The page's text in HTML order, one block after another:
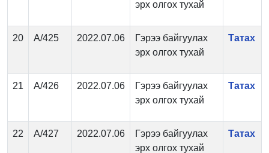
эрх олгох тухай
20 А/425 2022.07.06
Гэрээ байгуулах
эрх олгох тухай
Татах
21 А/426 2022.07.06
Гэрээ байгуулах
эрх олгох тухай
Татах
22 А/427 2022.07.06
Гэрээ байгуулах
эрх олгох тухай
Татах